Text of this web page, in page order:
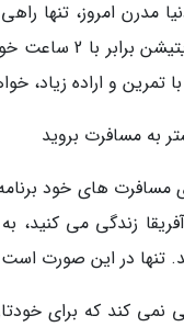
با تمرین و اراده
به مسافرت بروید
مسافرت های خود
زندگی می کنید،
تنها در این صورت
نمی کند که برای